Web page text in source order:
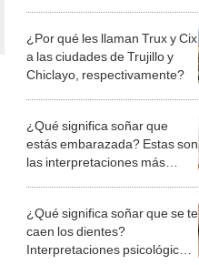
¿Por qué les llaman Trux y Cix
a las ciudades de Trujillo y
Chiclayo, respectivamente?
¿Qué significa soñar que
estás embarazada? Estas son
las interpretaciones más
comunes
¿Qué significa soñar que se te
caen los dientes?
Interpretaciones psicológicas
y posibles explicaciones